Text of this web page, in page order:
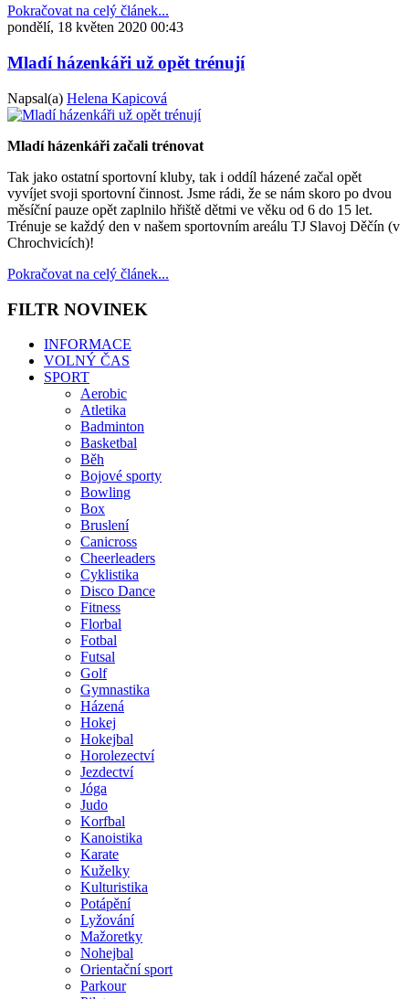
Pokračovat na celý článek...
pondělí, 18 květen 2020 00:43
Mladí házenkáři už opět trénují
Napsal(a) Helena Kapicová
Mladí házenkáři začali trénovat
Tak jako ostatní sportovní kluby, tak i oddíl házené začal opět
vyvíjet svoji sportovní činnost. Jsme rádi, že se nám skoro po dvou
měsíční pauze opět zaplnilo hřiště dětmi ve věku od 6 do 15 let.
Trénuje se každý den v našem sportovním areálu TJ Slavoj Děčín (v
Chrochvicích)!
Pokračovat na celý článek...
FILTR NOVINEK
INFORMACE
VOLNÝ ČAS
SPORT
Aerobic
Atletika
Badminton
Basketbal
Běh
Bojové sporty
Bowling
Box
Bruslení
Canicross
Cheerleaders
Cyklistika
Disco Dance
Fitness
Florbal
Fotbal
Futsal
Golf
Gymnastika
Házená
Hokej
Hokejbal
Horolezectví
Jezdectví
Jóga
Judo
Korfbal
Kanoistika
Karate
Kuželky
Kulturistika
Potápění
Lyžování
Mažoretky
Nohejbal
Orientační sport
Parkour